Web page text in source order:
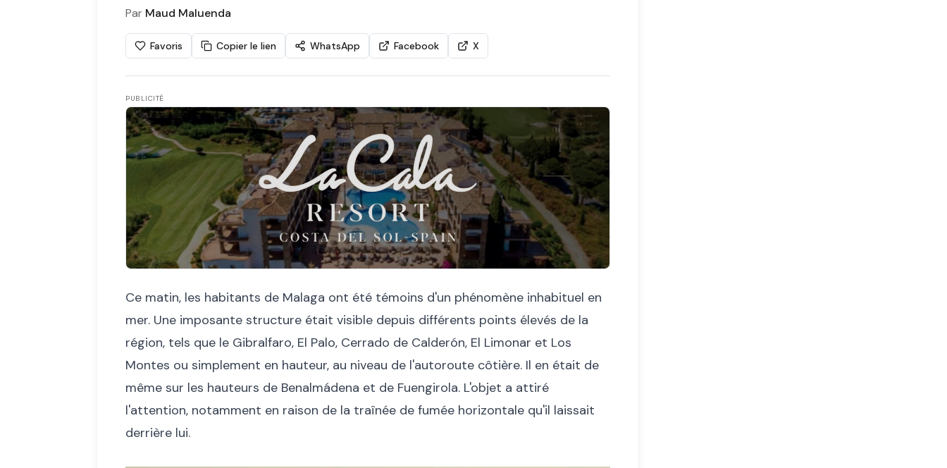
Par Maud Maluenda
Favoris Copier le lien WhatsApp Facebook X
PUBLICITÉ
Ce matin, les habitants de Malaga ont été témoins d'un phénomène inhabituel en
mer. Une imposante structure était visible depuis différents points élevés de la
région, tels que le Gibralfaro, El Palo, Cerrado de Calderón, El Limonar et Los
Montes ou simplement en hauteur, au niveau de l'autoroute côtière. Il en était de
même sur les hauteurs de Benalmádena et de Fuengirola. L'objet a attiré
l'attention, notamment en raison de la traînée de fumée horizontale qu'il laissait
derrière lui.